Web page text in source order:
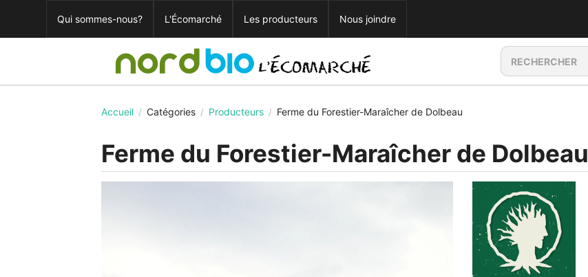
Qui sommes-nous? L'Écomarché Les producteurs Nous joindre
Accueil / Catégories / Producteurs / Ferme du Forestier-Maraîcher de Dolbeau
Ferme du Forestier-Maraîcher de Dolbeau